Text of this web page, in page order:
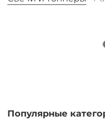
Популярные